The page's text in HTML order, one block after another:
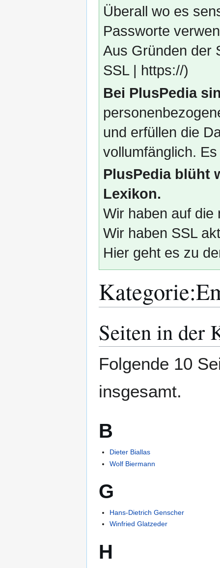
Überall wo es
Passworte
Aus Gründen der
SSL | https://)
Bei PlusPedia
und erfüllen die
vollumfänglich.
PlusPedia blüht
Lexikon.
Wir haben auf die
Wir haben SSL
Hier geht es zu
Kategorie:
Navigation
Suche
Seiten in der
Folgende 10
insgesamt.
B
Dieter Biallas
Wolf Biermann
G
Hans-Dietrich Genscher
Winfried Glatzeder
H